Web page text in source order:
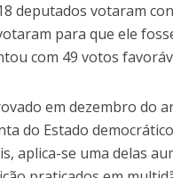
deputados votaram
para que ele
com 49 votos
em dezembro do
do Estado
aplica-se uma delas